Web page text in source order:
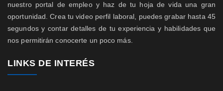
nuestro portal de empleo y haz de tu hoja de vida una gran
oportunidad. Crea tu video perfil laboral, puedes grabar hasta 45
segundos y contar detalles de tu experiencia y habilidades que
nos permitirán conocerte un poco más.
LINKS DE INTERÉS